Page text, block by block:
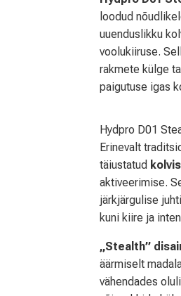
loodud
uuenduslikku
voolukiiruse.
rakmete külge
paigutuse igas
Hydpro D01
Erinevalt
täiustatud
aktiveerimise.
järkjärgulise
kuni kiire ja
„Stealth”
äärmiselt
vähendades